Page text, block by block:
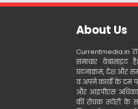
About Us
Currentmedia.in
समाचार वेबासाइट
घटनाक्रम, देश और
व अपने कार्यो के दम
और आइपीएस
की रोचक स्टोरी के